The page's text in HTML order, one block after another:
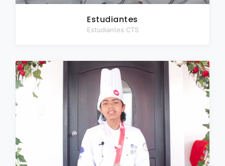
Estudiantes
Estudiantes CTS